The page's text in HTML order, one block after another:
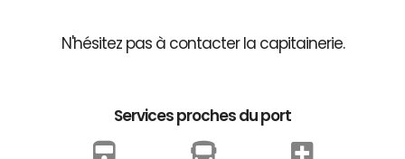
N'hésitez pas à contacter la capitainerie.
Services proches du port